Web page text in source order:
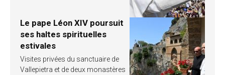
Le pape Léon XIV poursuit
ses haltes spirituelles
estivales
Visites privées du sanctuaire de
Vallepietra et de deux monastères